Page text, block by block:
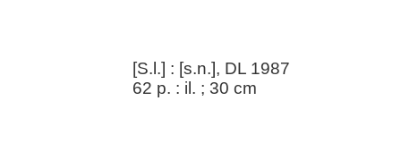
[S.l.] : [s.n.], DL 1987
62 p. : il. ; 30 cm